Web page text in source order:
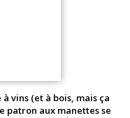
vins (et à bois, mais ça
patron aux manettes se